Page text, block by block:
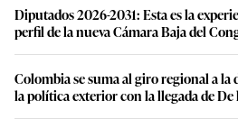
Diputados 2026-2031: Esta es la
perfil de la nueva Cámara Baja del
Colombia se suma al giro regional a la
la política exterior con la llegada de De